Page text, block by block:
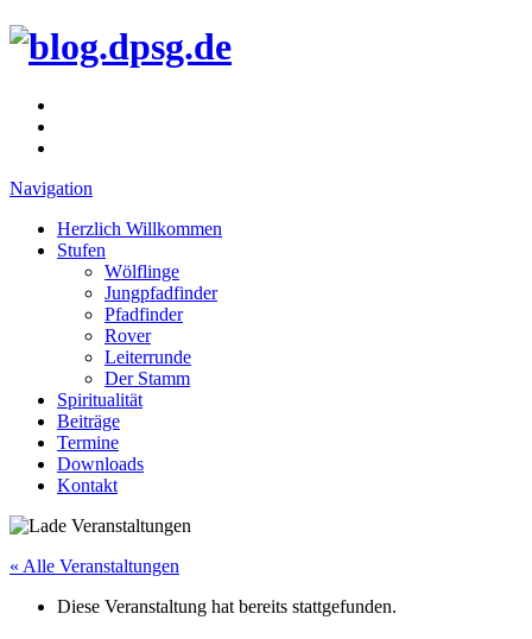
Navigation
Herzlich Willkommen
Stufen
Wölflinge
Jungpfadfinder
Pfadfinder
Rover
Leiterrunde
Der Stamm
Spiritualität
Beiträge
Termine
Downloads
Kontakt
« Alle Veranstaltungen
Diese Veranstaltung hat bereits stattgefunden.